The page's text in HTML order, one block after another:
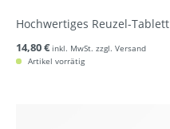
Hochwertiges Reuzel-Tablett
14,80 € inkl. MwSt. zzgl. Versand
Artikel vorrätig